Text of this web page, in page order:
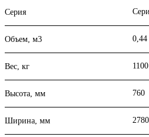
Серия
Объем, м3 0,44
Вес, кг 1100
Высота, мм 760
Ширина, мм 2780